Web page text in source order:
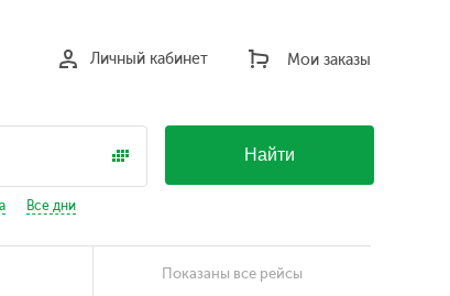
Мои заказы
Личный кабинет
Все дни
Найти
Показаны все рейсы